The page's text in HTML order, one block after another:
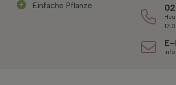
Einfache Pflanze